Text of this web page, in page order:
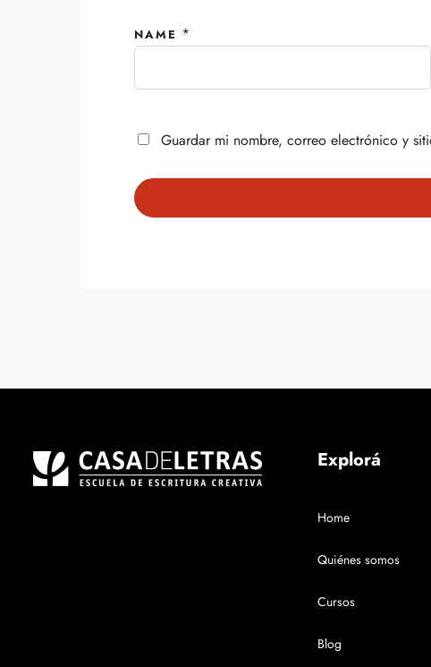
NAME *
Guardar mi nombre, correo electrónico y
Explorá
Home
Quiénes somos
Cursos
Blog